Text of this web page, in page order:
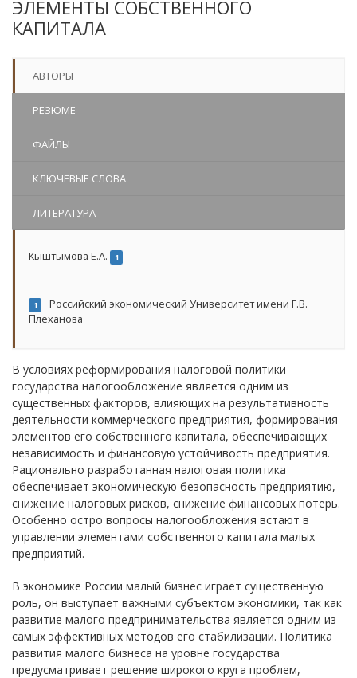
ЭЛЕМЕНТЫ СОБСТВЕННОГО
КАПИТАЛА
АВТОРЫ
РЕЗЮМЕ
ФАЙЛЫ
КЛЮЧЕВЫЕ СЛОВА
ЛИТЕРАТУРА
Кыштымова Е.А. 1
1
Российский экономический Университет имени Г.В.
Плеханова
В условиях реформирования налоговой политики
государства налогообложение является одним из
существенных факторов, влияющих на результативность
деятельности коммерческого предприятия, формирования
элементов его собственного капитала, обеспечивающих
независимость и финансовую устойчивость предприятия.
Рационально разработанная налоговая политика
обеспечивает экономическую безопасность предприятию,
снижение налоговых рисков, снижение финансовых потерь.
Особенно остро вопросы налогообложения встают в
управлении элементами собственного капитала малых
предприятий.
В экономике России малый бизнес играет существенную
роль, он выступает важными субъектом экономики, так как
развитие малого предпринимательства является одним из
самых эффективных методов его стабилизации. Политика
развития малого бизнеса на уровне государства
предусматривает решение широкого круга проблем,